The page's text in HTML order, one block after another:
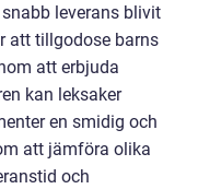
leverans blivit
att tillgodose barns
att erbjuda
kan leksaker
en smidig och
att jämföra olika
och